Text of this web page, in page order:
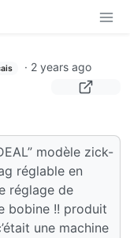
· 2 years ago
modèle zick-
réglable en
réglage de
bobine !! produit
une machine